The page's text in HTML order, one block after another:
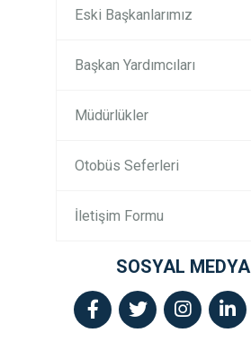
Eski Başkanlarımız
Başkan Yardımcıları
Müdürlükler
Otobüs Seferleri
İletişim Formu
SOSYAL MEDYA